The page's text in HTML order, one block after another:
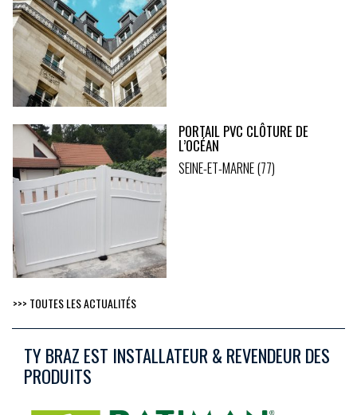
PORTAIL PVC CLÔTURE DE
L’OCÉAN
SEINE-ET-MARNE (77)
>>> TOUTES LES ACTUALITÉS
TY BRAZ EST INSTALLATEUR & REVENDEUR DES
PRODUITS